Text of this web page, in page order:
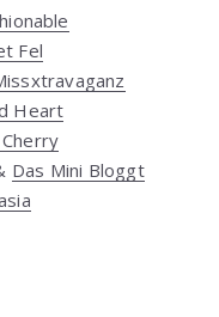
Fel
Heart
Das Mini Bloggt